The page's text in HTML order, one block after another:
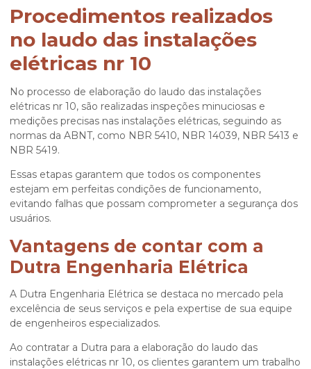
Procedimentos realizados
no laudo das instalações
elétricas nr 10
No processo de elaboração do laudo das instalações
elétricas nr 10, são realizadas inspeções minuciosas e
medições precisas nas instalações elétricas, seguindo as
normas da ABNT, como NBR 5410, NBR 14039, NBR 5413 e
NBR 5419.
Essas etapas garantem que todos os componentes
estejam em perfeitas condições de funcionamento,
evitando falhas que possam comprometer a segurança dos
usuários.
Vantagens de contar com a
Dutra Engenharia Elétrica
A Dutra Engenharia Elétrica se destaca no mercado pela
excelência de seus serviços e pela expertise de sua equipe
de engenheiros especializados.
Ao contratar a Dutra para a elaboração do laudo das
instalações elétricas nr 10, os clientes garantem um trabalho